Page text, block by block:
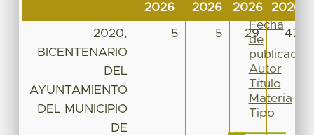
2026
2026
2026
2026
2020,
BICENTENARIO
DEL
AYUNTAMIENTO
DEL MUNICIPIO
DE
5 5 29 47
colección
Fecha
de
publicación
Autor
Título
Materia
Tipo